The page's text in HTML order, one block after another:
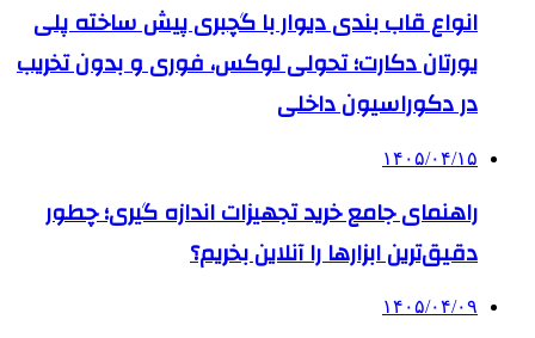
انواع قاب بندی دیوار با گچبری پیش ساخته پلی
یورتان دکارت؛ تحولی لوکس، فوری و بدون تخریب
در دکوراسیون داخلی
۱۴۰۵/۰۴/۱۵
راهنمای جامع خرید تجهیزات اندازه گیری؛ چطور
دقیق‌ترین ابزارها را آنلاین بخریم؟
۱۴۰۵/۰۴/۰۹